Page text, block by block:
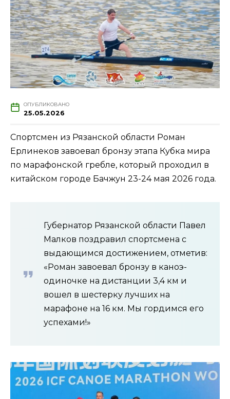
ОПУБЛИКОВАНО
25.05.2026
Спортсмен из Рязанской области Роман
Ерлинеков завоевал бронзу этапа Кубка мира
по марафонской гребле, который проходил в
китайском городе Бачжун 23-24 мая 2026 года.
Губернатор Рязанской области Павел
Малков поздравил спортсмена с
выдающимся достижением, отметив:
«Роман завоевал бронзу в каноэ-
одиночке на дистанции 3,4 км и
вошел в шестерку лучших на
марафоне на 16 км. Мы гордимся его
успехами!»